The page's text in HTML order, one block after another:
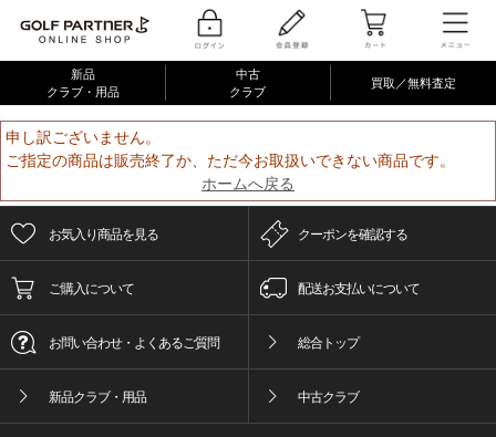
新品
クラブ・用品
中古
クラブ
買取／無料査定
申し訳ございません。
ご指定の商品は販売終了か、ただ今お取扱いできない商品です。
ホームへ戻る
お気入り商品を見る クーポンを確認する
ご購入について 配送お支払いについて
お問い合わせ・よくあるご質問 総合トップ
新品クラブ・用品 中古クラブ